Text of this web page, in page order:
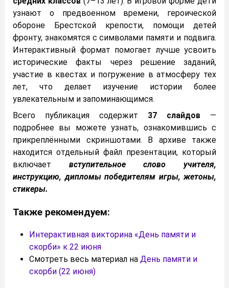
узнают о предвоенном времени, героической
обороне Брестской крепости, помощи детей
фронту, знакомятся с символами памяти и подвига.
Интерактивный формат помогает лучше усвоить
исторические факты через решение заданий,
участие в квестах и погружение в атмосферу тех
лет, что делает изучение истории более
увлекательным и запоминающимся.
Всего публикация содержит 37 слайдов —
подробнее вы можете узнать, ознакомившись с
прикреплёнными скриншотами. В архиве также
находится отдельный файл презентации, который
включает вступительное слово учителя,
инструкцию, дипломы победителям игры, жетоны,
стикеры.
Также рекомендуем:
Интерактивная викторина «День памяти и
скорби» к 22 июня
Смотреть весь материал на День памяти и
скорби (22 июня)